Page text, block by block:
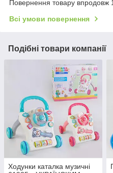
Повернення товару впродовж
Всі умови повернення
Подібні товари компанії
Ходунки каталка музичні